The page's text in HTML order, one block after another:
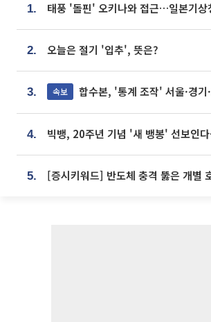
1.
2. 오늘은 절기 '입추', 뜻은?
3. 속보 합수본, '통계 조작' 서울·경기·충북 선관위
4.
5.